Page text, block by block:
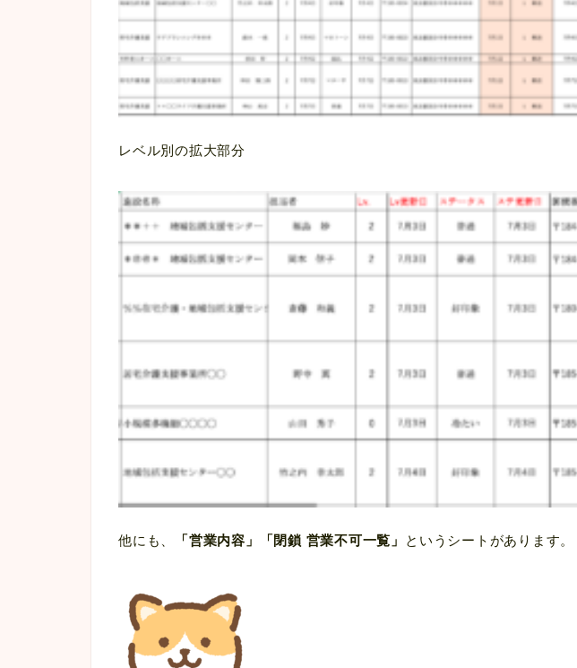
レベル別の拡大部分
他にも、 「営業内容 」「閉鎖 営業不可一覧 」 というシートがあります。